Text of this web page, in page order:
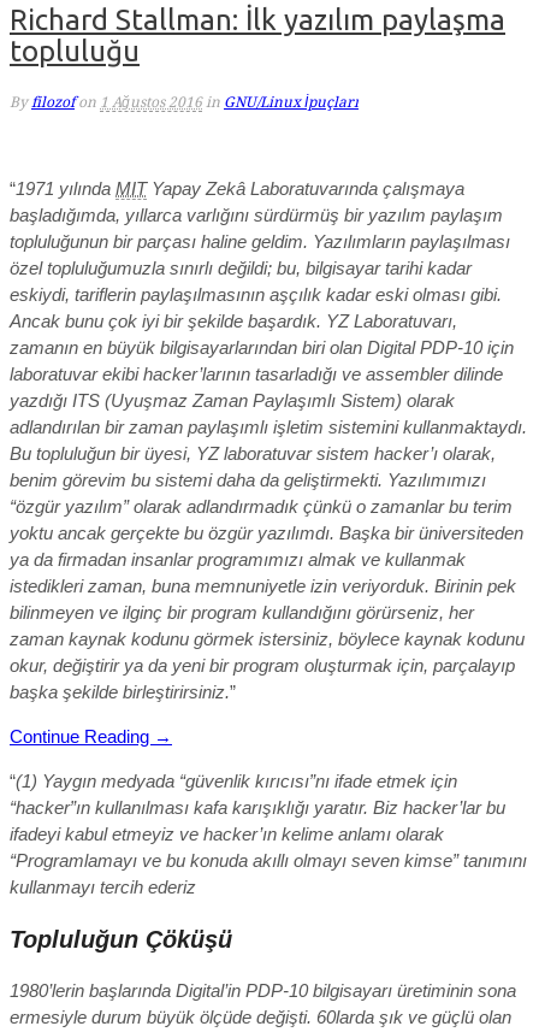
Richard Stallman: İlk yazılım paylaşma
topluluğu
By filozof on 1 Ağustos 2016 in GNU/Linux İpuçları
“1971 yılında MITYapay Zekâ Laboratuvarında çalışmaya
başladığımda, yıllarca varlığını sürdürmüş bir yazılım paylaşım
topluluğunun bir parçası haline geldim. Yazılımların paylaşılması
özel topluluğumuzla sınırlı değildi; bu, bilgisayar tarihi kadar
eskiydi, tariflerin paylaşılmasının aşçılık kadar eski olması gibi.
Ancak bunu çok iyi bir şekilde başardık. YZ Laboratuvarı,
zamanın en büyük bilgisayarlarından biri olan Digital PDP-10 için
laboratuvar ekibi hacker’larının tasarladığı ve assembler dilinde
yazdığı ITS (Uyuşmaz Zaman Paylaşımlı Sistem) olarak
adlandırılan bir zaman paylaşımlı işletim sistemini kullanmaktaydı.
Bu topluluğun bir üyesi, YZ laboratuvar sistem hacker’ı olarak,
benim görevim bu sistemi daha da geliştirmekti. Yazılımımızı
“özgür yazılım” olarak adlandırmadık çünkü o zamanlar bu terim
yoktu ancak gerçekte bu özgür yazılımdı. Başka bir üniversiteden
ya da firmadan insanlar programımızı almak ve kullanmak
istedikleri zaman, buna memnuniyetle izin veriyorduk. Birinin pek
bilinmeyen ve ilginç bir program kullandığını görürseniz, her
zaman kaynak kodunu görmek istersiniz, böylece kaynak kodunu
okur, değiştirir ya da yeni bir program oluşturmak için, parçalayıp
başka şekilde birleştirirsiniz.”
Continue Reading →
“(1) Yaygın medyada “güvenlik kırıcısı”nı ifade etmek için
“hacker”ın kullanılması kafa karışıklığı yaratır. Biz hacker’lar bu
ifadeyi kabul etmeyiz ve hacker’ın kelime anlamı olarak
“Programlamayı ve bu konuda akıllı olmayı seven kimse” tanımını
kullanmayı tercih ederiz
Topluluğun Çöküşü
1980’lerin başlarında Digital’in PDP-10 bilgisayarı üretiminin sona
ermesiyle durum büyük ölçüde değişti. 60larda şık ve güçlü olan